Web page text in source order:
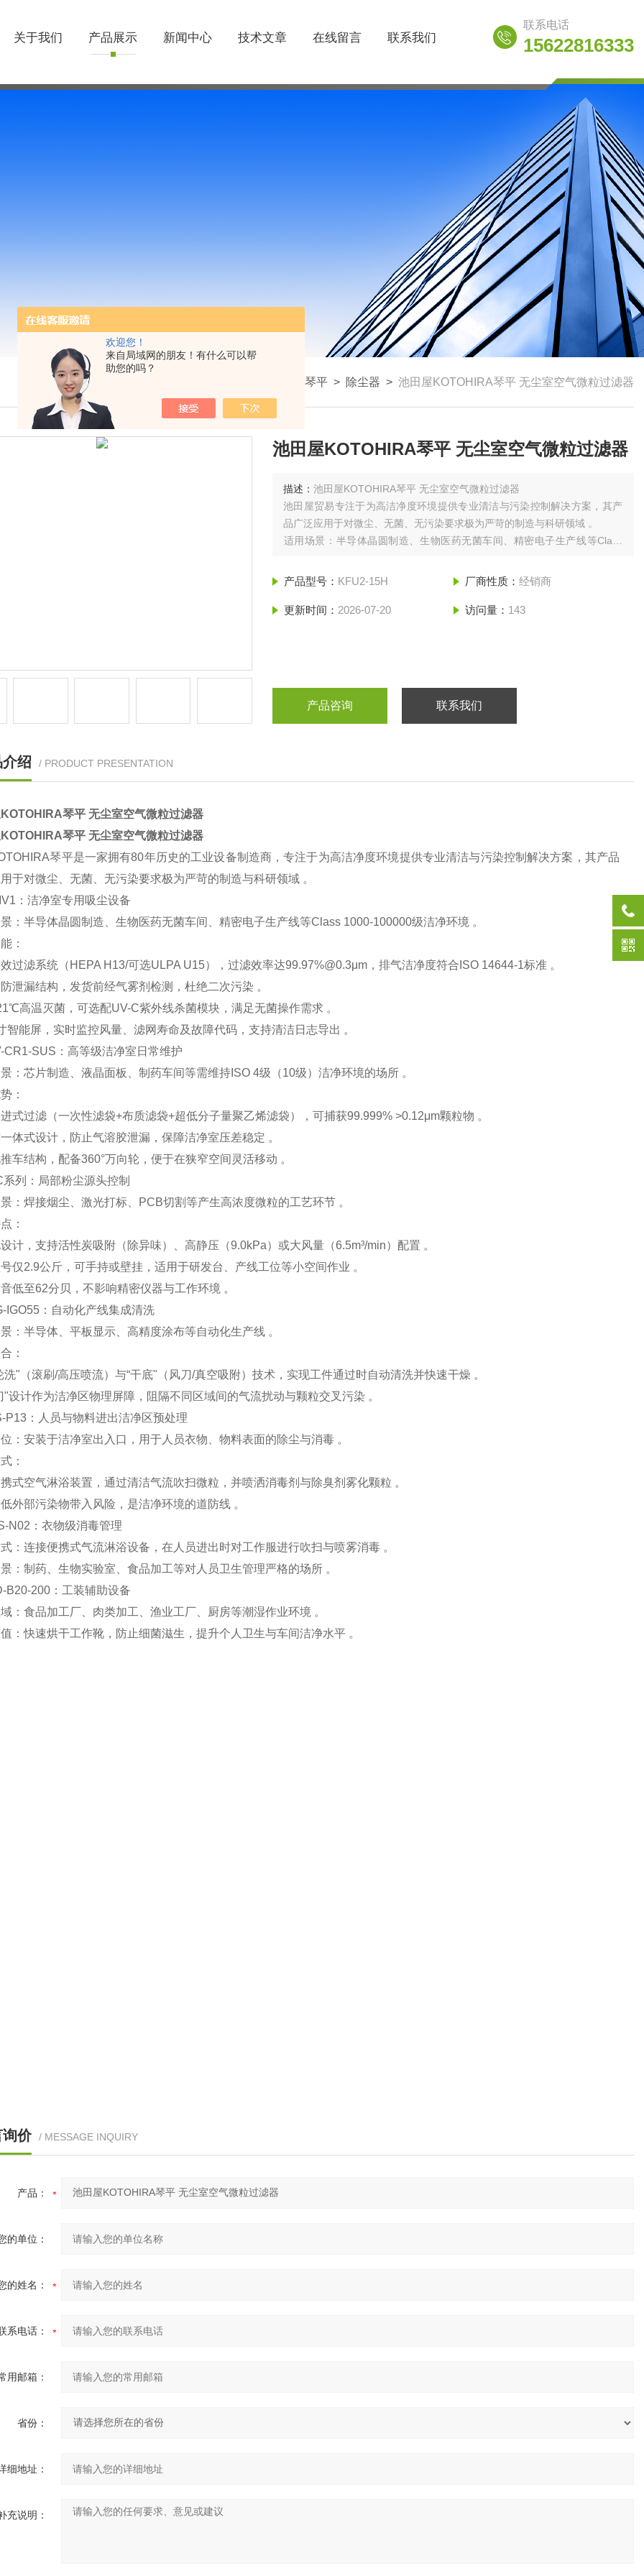
欢迎您！
来自局域网的朋友！有什么可以帮
助您的吗？
关于我们 产品展示 新闻中心 技术文章 在线留言 联系我们
联系电话
15622816333
我的位置： 热卖！日本Kotohira琴平 > 除尘器 > 池田屋KOTOHIRA琴平 无尘室空气微粒过滤器
池田屋KOTOHIRA琴平 无尘室空气微粒过滤器
描述：池田屋KOTOHIRA琴平 无尘室空气微粒过滤器
池田屋贸易专注于为高洁净度环境提供专业清洁与污染控制解决方案，其产
品广泛应用于对微尘、无菌、无污染要求极为严苛的制造与科研领域 。
‌适用场景‌：半导体晶圆制造、生物医药无菌车间、精密电子生产线等Class
产品型号： KFU2-15H 厂商性质： 经销商
更新时间： 2026-07-20 访问量： 143
产品咨询 联系我们
绍 / PRODUCT PRESENTATION
琴平 无尘室空气微粒过滤器
琴平 无尘室空气微粒过滤器
琴平‌是一家拥有80年历史的工业设备制造商，专注于为高洁净度环境提供专业清洁与污染控制解决方案，其产品
于对微尘、无菌、无污染要求极为严苛的制造与科研领域 。
：洁净室专用吸尘设备
：半导体晶圆制造、生物医药无菌车间、精密电子生产线等Class 1000-100000级洁净环境 。
：
过滤系统（HEPA H13/可选ULPA U15），过滤效率达‌99.97%@0.3μm‌，排气洁净度符合ISO 14644-1标准 。
泄漏结构，发货前经气雾剂检测，杜绝二次污染 。
高温灭菌，可选配UV-C紫外线杀菌模块，满足无菌操作需求 。
智能屏，实时监控风量、滤网寿命及故障代码，支持清洁日志导出 。
CR1-SUS：高等级洁净室日常维护
：芯片制造、液晶面板、制药车间等需维持ISO 4级（10级）洁净环境的场所 。
：
式过滤（一次性滤袋+布质滤袋+超低分子量聚乙烯滤袋），可捕获‌99.999% >0.12μm颗粒物‌ 。
体式设计，防止气溶胶泄漏，保障洁净室压差稳定 。
车结构，配备360°万向轮，便于在狭窄空间灵活移动 。
系列：局部粉尘源头控制
：焊接烟尘、激光打标、PCB切割等产生高浓度微粒的工艺环节 。
：
计，支持活性炭吸附（除异味）、高静压（9.0kPa）或大风量（6.5m³/min）配置 。
仅‌2.9公斤‌，可手持或壁挂，适用于研发台、产线工位等小空间作业 。
低至‌62分贝‌，不影响精密仪器与工作环境 。
IGO55：自动化产线集成清洗
：半导体、平板显示、高精度涂布等自动化生产线 。
：
洗"（滚刷/高压喷流）与“干底"（风刀/真空吸附）技术，实现工件通过时自动清洗并快速干燥 。
"设计作为洁净区物理屏障，阻隔不同区域间的气流扰动与颗粒交叉污染 。
P13：人员与物料进出洁净区预处理
：安装于洁净室出入口，用于人员衣物、物料表面的除尘与消毒 。
：
式空气淋浴装置，通过清洁气流吹扫微粒，并喷洒消毒剂与除臭剂雾化颗粒 。
外部污染物带入风险，是洁净环境的道防线 。
N02：衣物级消毒管理
：连接便携式气流淋浴设备，在人员进出时对工作服进行吹扫与喷雾消毒 。
：制药、生物实验室、食品加工等对人员卫生管理严格的场所 。
B20-200：工装辅助设备
：食品加工厂、肉类加工、渔业工厂、厨房等潮湿作业环境 。
：快速烘干工作靴，防止细菌滋生，提升个人卫生与车间洁净水平 。
价 / MESSAGE INQUIRY
产品：
的单位：
的姓名：
系电话：
用邮箱：
省份：
细地址：
充说明：